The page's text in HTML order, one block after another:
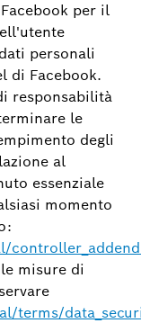
per il
personali
di Facebook.
responsabilità
le
degli
al
essenziale
momento
misure di
terms/